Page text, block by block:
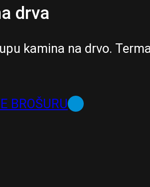
drva
kamina na drvo.
BROŠURU